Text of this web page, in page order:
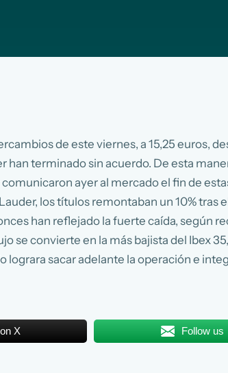
de este viernes, a 15,25 euros,
terminado sin acuerdo. De esta
ayer al mercado el fin de
los títulos remontaban un 10% tras
han reflejado la fuerte caída, según
se convierte en la más bajista del Ibex
sacar adelante la operación e
X Follow us